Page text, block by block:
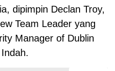
dipimpin Declan Troy,
Team Leader yang
Manager of Dublin